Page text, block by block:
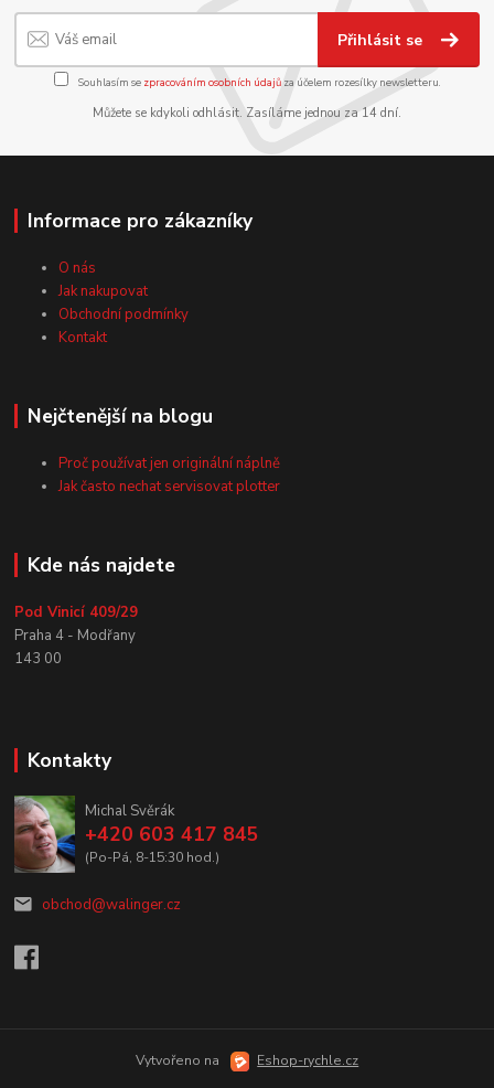
Přihlásit se
Souhlasím se zpracováním osobních údajůza účelem rozesílky newsletteru.
Můžete se kdykoli odhlásit. Zasíláme jednou za 14 dní.
Informace pro zákazníky
O nás
Jak nakupovat
Obchodní podmínky
Kontakt
Nejčtenější na blogu
Proč používat jen originální náplně
Jak často nechat servisovat plotter
Kde nás najdete
Pod Vinicí 409/29
Praha 4 - Modřany
143 00
Kontakty
Michal Svěrák
+420 603 417 845
(Po-Pá, 8-15:30 hod.)
obchod@walinger.cz
Vytvořeno na Eshop-rychle.cz